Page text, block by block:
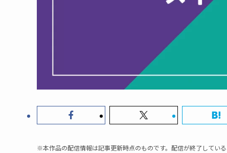
※本作品の配信情報は記事更新時点のものです。配信が終了してい